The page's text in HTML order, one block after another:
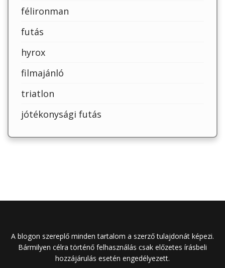
félironman
futás
hyrox
filmajánló
triatlon
jótékonysági futás
A blogon szereplő minden tartalom a szerző tulajdonát képezi.
Bármilyen célra történő felhasználás csak előzetes írásbeli
hozzájárulás esetén engedélyezett.